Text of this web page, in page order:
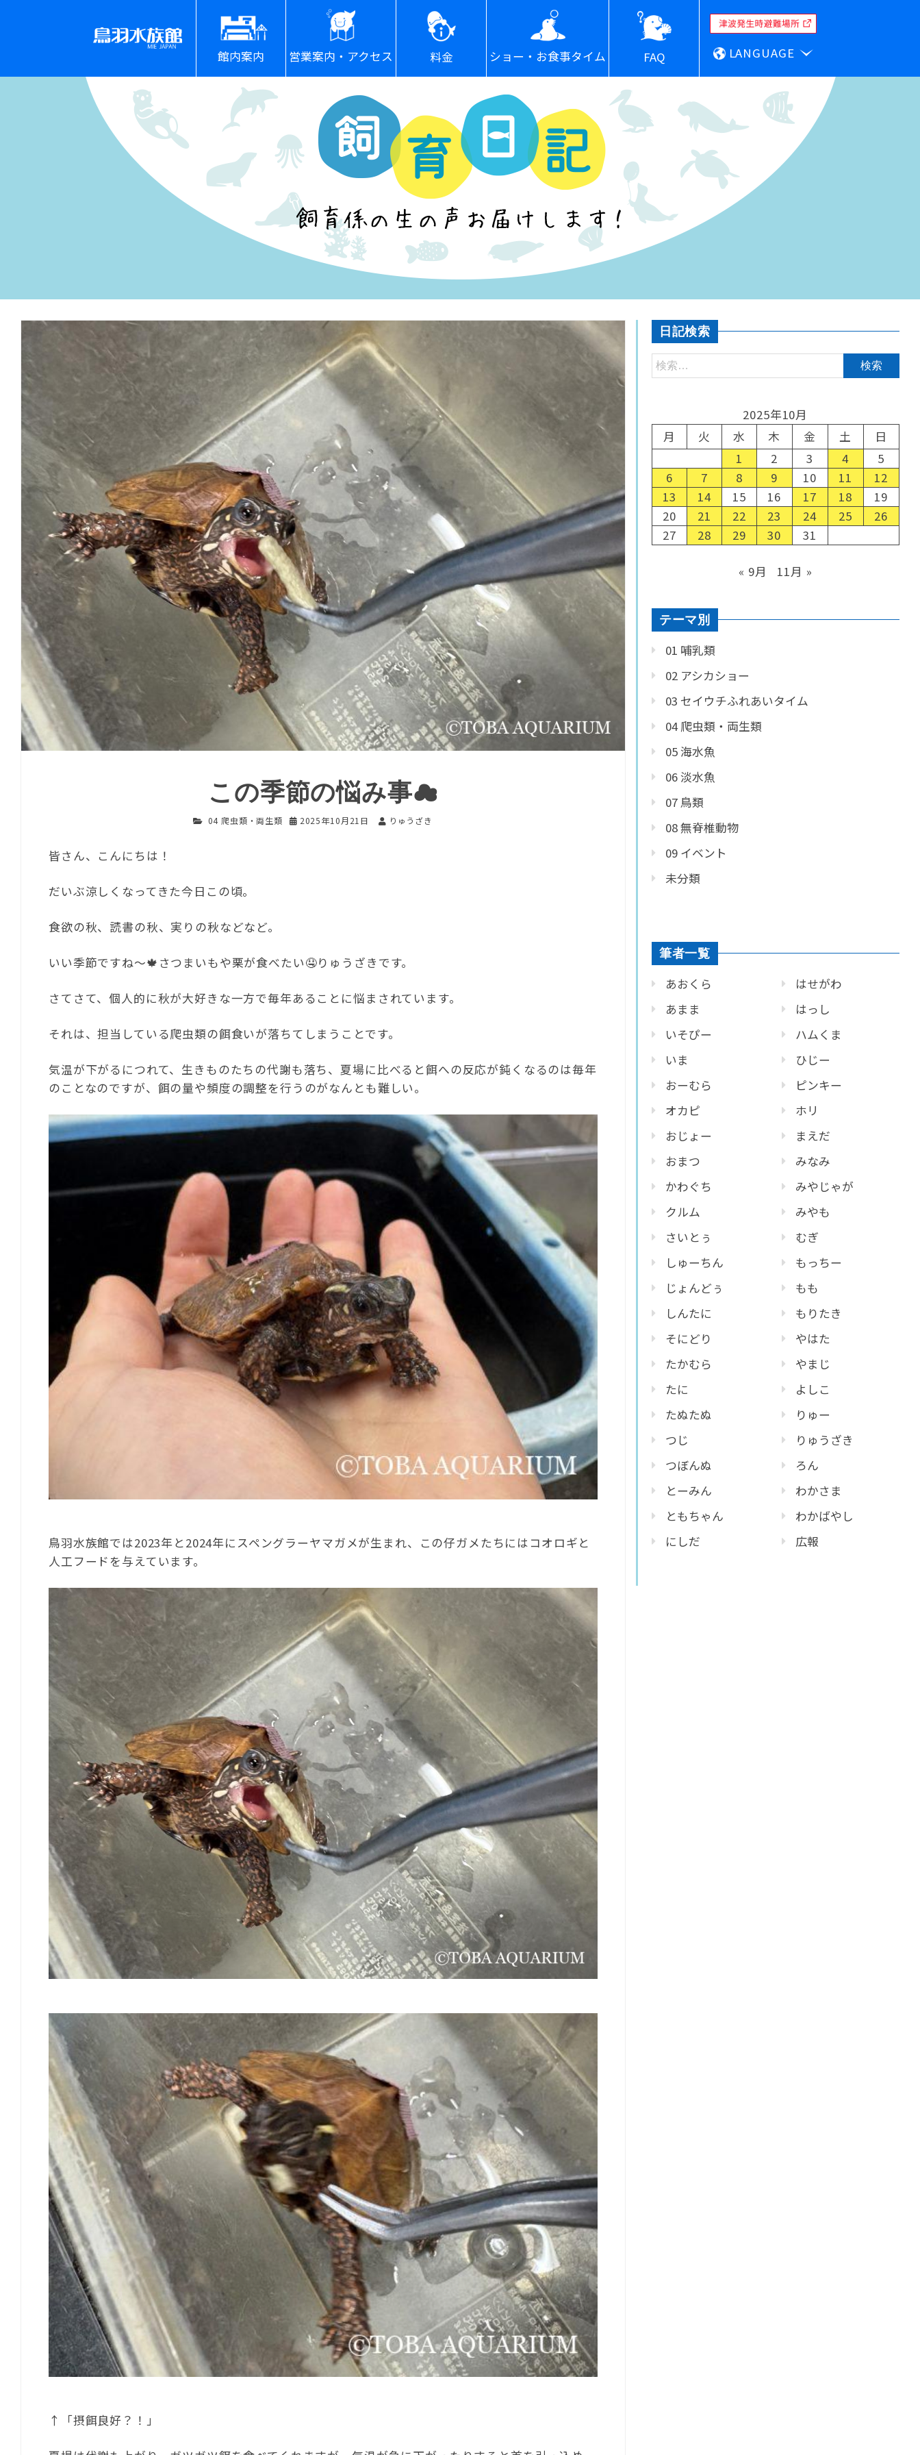
館内案内 営業案内・アクセス 料金 ショー・お食事タイム FAQ LANGUAGE
この季節の悩み事☁
04 爬虫類・両生類 2025年10月21日 りゅうざき
皆さん、こんにちは！
だいぶ涼しくなってきた今日この頃。
食欲の秋、読書の秋、実りの秋などなど。
いい季節ですね〜🍁さつまいもや栗が食べたい🤤りゅうざきです。
さてさて、個人的に秋が大好きな一方で毎年あることに悩まされています。
それは、担当している爬虫類の餌食いが落ちてしまうことです。
気温が下がるにつれて、生きものたちの代謝も落ち、夏場に比べると餌への反応が鈍くなるのは毎年
のことなのですが、餌の量や頻度の調整を行うのがなんとも難しい。
鳥羽水族館では2023年と2024年にスペングラーヤマガメが生まれ、この仔ガメたちにはコオロギと
人工フードを与えています。
↑「摂餌良好？！」
日記検索
2025年10月
月
火 水 木 金 土
日
1
2 3 4
5
6
7 8 9 10 11
12
13
14 15 16 17 18
19
20
21 22 23 24 25
26
27
28 29 30 31
« 9月 11月 »
テーマ別
01 哺乳類
02 アシカショー
03 セイウチふれあいタイム
04 爬虫類・両生類
05 海水魚
06 淡水魚
07 鳥類
08 無脊椎動物
09 イベント
未分類
筆者一覧
あおくら
あまま
いそぴー
いま
おーむら
オカピ
おじょー
おまつ
かわぐち
クルム
さいとぅ
しゅーちん
じょんどぅ
しんたに
そにどり
たかむら
たに
たぬたぬ
つじ
つぼんぬ
とーみん
ともちゃん
にしだ
はせがわ
はっし
ハムくま
ひじー
ピンキー
ホリ
まえだ
みなみ
みやじゃが
みやも
むぎ
もっちー
もも
もりたき
やはた
やまじ
よしこ
りゅー
りゅうざき
ろん
わかさま
わかばやし
広報